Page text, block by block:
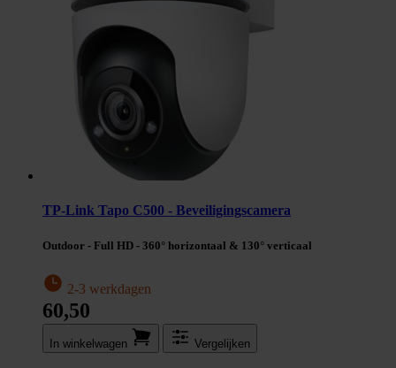
TP-Link Tapo C500 - Beveiligingscamera
Outdoor - Full HD - 360° horizontaal & 130° verticaal
2-3 werkdagen
60,50
In winkel­wagen Vergelijken